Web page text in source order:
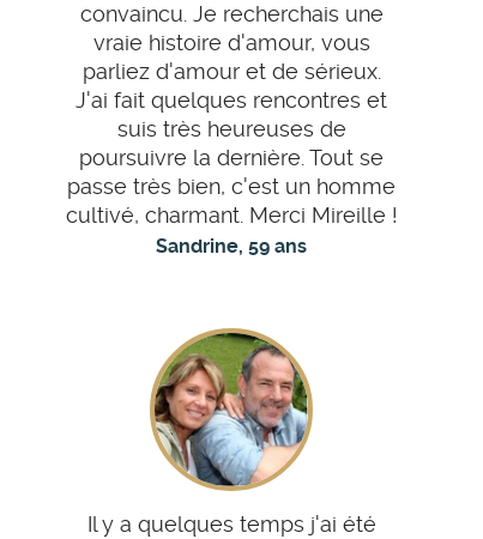
convaincu. Je recherchais une
vraie histoire d'amour, vous
parliez d'amour et de sérieux.
J'ai fait quelques rencontres et
suis très heureuses de
poursuivre la dernière. Tout se
passe très bien, c'est un homme
cultivé, charmant. Merci Mireille !
Sandrine, 59 ans
Il y a quelques temps j'ai été